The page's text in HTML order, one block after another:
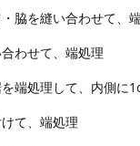
脇を縫い合わせて、
わせて、端処理
端処理して、内側に
て、端処理